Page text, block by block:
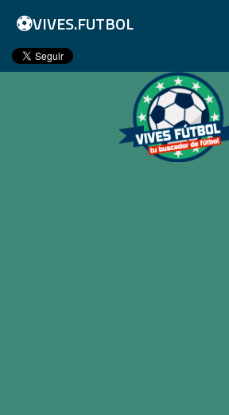
⚽VIVES.FUTBOL
Inicio